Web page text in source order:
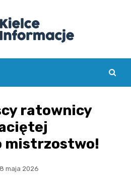
ratownicy
mistrzostwo!
8 maja 2026